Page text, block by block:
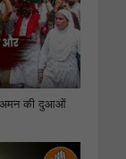
की दुआओं